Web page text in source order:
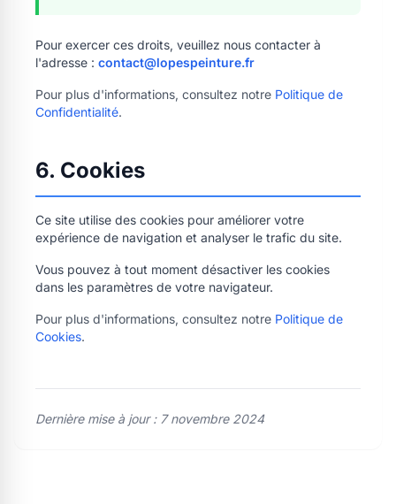
Pour exercer ces droits, veuillez nous contacter à
l'adresse : contact@lopespeinture.fr
Pour plus d'informations, consultez notre Politique de
Confidentialité.
6. Cookies
Ce site utilise des cookies pour améliorer votre
expérience de navigation et analyser le trafic du site.
Vous pouvez à tout moment désactiver les cookies
dans les paramètres de votre navigateur.
Pour plus d'informations, consultez notre Politique de
Cookies.
Dernière mise à jour : 7 novembre 2024